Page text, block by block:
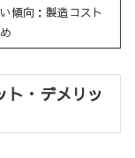
傾向：製造コスト
ト・デメリッ